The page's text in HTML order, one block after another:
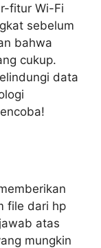
fitur Wi-Fi
sebelum
bahwa
cukup.
data
file dari hp
atas
mungkin